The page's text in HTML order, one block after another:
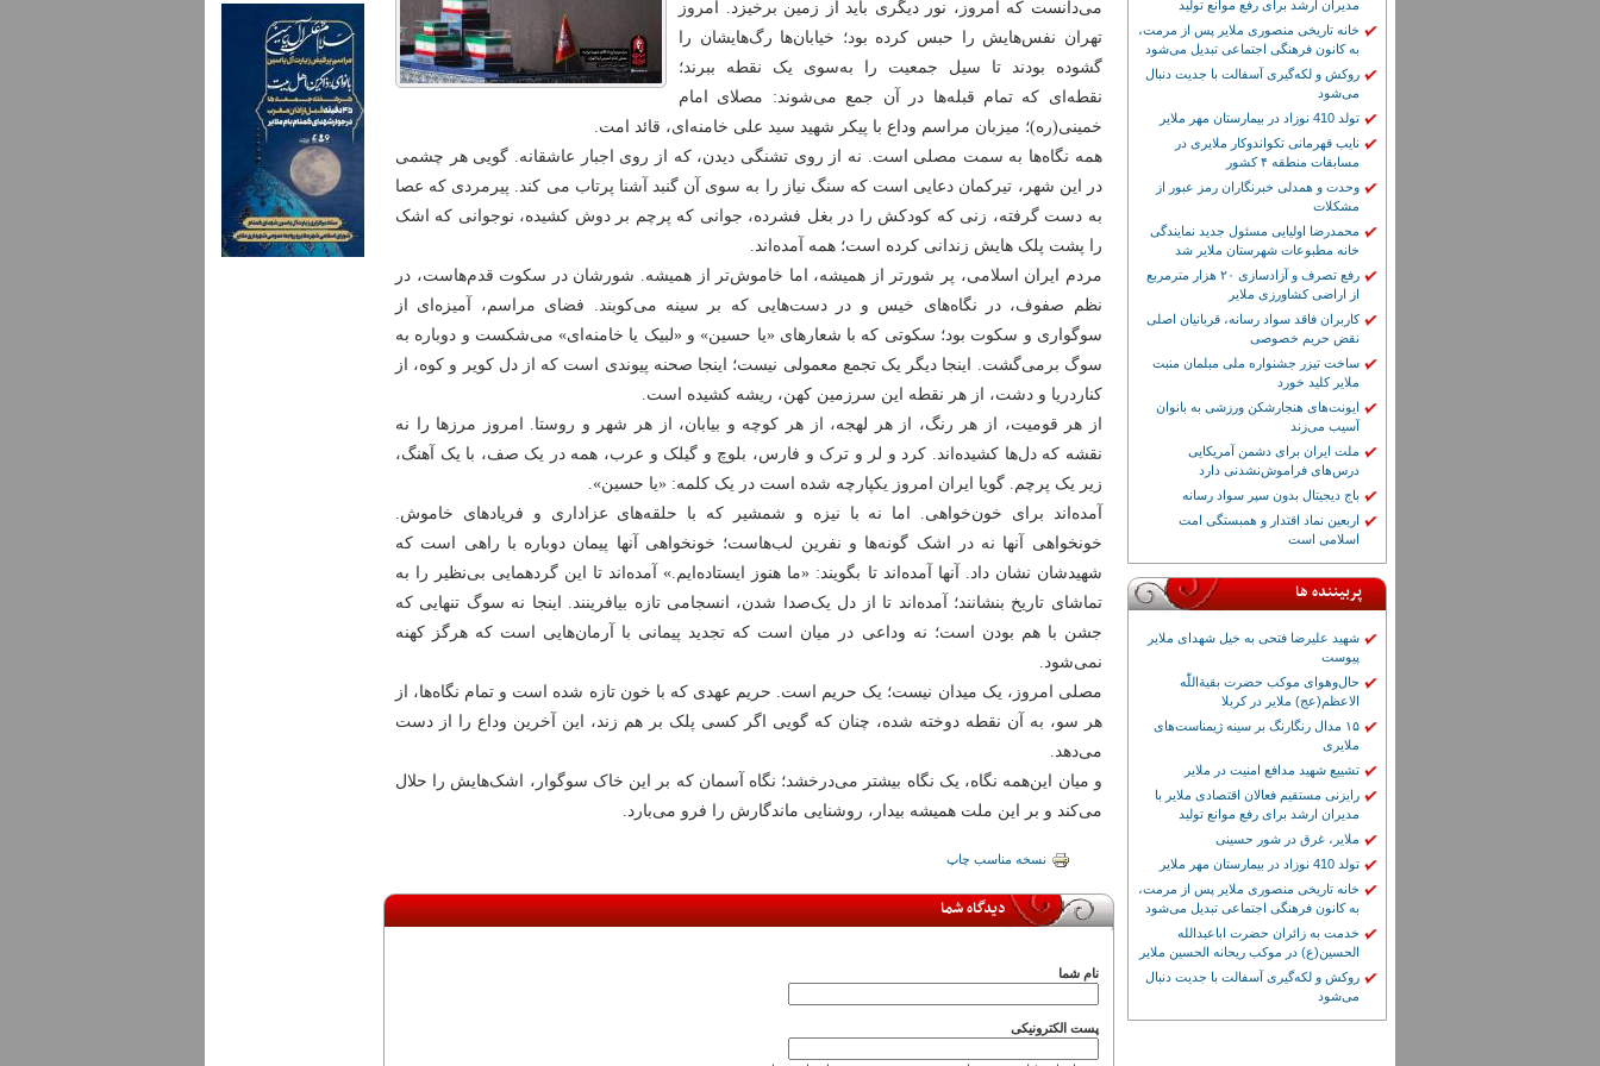
می‌دانست که امروز، نور دیگری باید از زمین برخیزد. امروز
تهران نفس‌هایش را حبس کرده بود؛ خیابان‌ها رگ‌هایشان را
گشوده بودند تا سیل جمعیت را به‌سوی یک نقطه ببرند؛
نقطه‌ای که تمام قبله‌ها در آن جمع می‌شوند: مصلای امام
خمینی(ره)؛ میزبان مراسم وداع با پیکر شهید سید علی خامنه‌ای، قائد امت.
همه نگاه‌ها به سمت مصلی است. نه از روی تشنگی دیدن، که از روی اجبار عاشقانه. گویی هر چشمی
در این شهر، تیرکمان دعایی است که سنگ نیاز را به سوی آن گنبد آشنا پرتاب می کند. پیرمردی که عصا
به دست گرفته، زنی که کودکش را در بغل فشرده، جوانی که پرچم بر دوش کشیده، نوجوانی که اشک
را پشت پلک هایش زندانی کرده است؛ همه آمده‌اند.
مردم ایران اسلامی، پر شورتر از همیشه، اما خاموش‌تر از همیشه. شورشان در سکوت قدم‌هاست، در
نظم صفوف، در نگاه‌های خیس و در دست‌هایی که بر سینه می‌کوبند. فضای مراسم، آمیزه‌ای از
سوگواری و سکوت بود؛ سکوتی که با شعارهای «یا حسین» و «لبیک یا خامنه‌ای» می‌شکست و دوباره به
سوگ برمی‌گشت. اینجا دیگر یک تجمع معمولی نیست؛ اینجا صحنه پیوندی است که از دل کویر و کوه، از
کناردریا و دشت، از هر نقطه این سرزمین کهن، ریشه کشیده است.
از هر قومیت، از هر رنگ، از هر لهجه، از هر کوچه و بیابان، از هر شهر و روستا. امروز مرزها را نه
نقشه که دل‌ها کشیده‌اند. کرد و لر و ترک و فارس، بلوچ و گیلک و عرب، همه در یک صف، با یک آهنگ،
زیر یک پرچم. گویا ایران امروز یکپارچه شده است در یک کلمه: «یا حسین».
آمده‌اند برای خون‌خواهی. اما نه با نیزه و شمشیر که با حلقه‌های عزاداری و فریادهای خاموش.
خونخواهی آنها نه در اشک گونه‌ها و نفرین لب‌هاست؛ خونخواهی آنها پیمان دوباره با راهی است که
شهیدشان نشان داد. آنها آمده‌اند تا بگویند: «ما هنوز ایستاده‌ایم.» آمده‌اند تا این گردهمایی بی‌نظیر را به
تماشای تاریخ بنشانند؛ آمده‌اند تا از دل یک‌صدا شدن، انسجامی تازه بیافرینند. اینجا نه سوگ تنهایی که
جشن با هم بودن است؛ نه وداعی در میان است که تجدید پیمانی با آرمان‌هایی است که هرگز کهنه
نمی‌شود.
مصلی امروز، یک میدان نیست؛ یک حریم است. حریم عهدی که با خون تازه شده است و تمام نگاه‌ها، از
هر سو، به آن نقطه دوخته شده، چنان که گویی اگر کسی پلک بر هم زند، این آخرین وداع را از دست
می‌دهد.
و میان این‌همه نگاه، یک نگاه بیشتر می‌درخشد؛ نگاه آسمان که بر این خاک سوگوار، اشک‌هایش را حلال
می‌کند و بر این ملت همیشه بیدار، روشنایی ماندگارش را فرو می‌بارد.
نسخه مناسب چاپ
دیدگاه شما
نام شما
پست الکترونیکی
مدیران ارشد برای رفع موانع تولید
خانه تاریخی منصوری ملایر پس از مرمت،
به کانون فرهنگی اجتماعی تبدیل می‌شود
روکش و لکه‌گیری آسفالت با جدیت دنبال
می‌شود
تولد 410 نوزاد در بیمارستان مهر ملایر
نایب قهرمانی تکواندوکار ملایری در
مسابقات منطقه ۴ کشور
وحدت و همدلی خبرنگاران رمز عبور از
مشکلات
محمدرضا اولیایی مسئول جدید نمایندگی
خانه مطبوعات شهرستان ملایر شد
رفع تصرف و آزادسازی ۲۰ هزار مترمربع
از اراضی کشاورزی ملایر
کاربران فاقد سواد رسانه، قربانیان اصلی
نقض حریم خصوصی
ساخت تیزر جشنواره ملی مبلمان منبت
ملایر کلید خورد
ایونت‌های هنجارشکن ورزشی به بانوان
آسیب می‌زند
ملت ایران برای دشمن آمریکایی
درس‌های فراموش‌نشدنی دارد
باج دیجیتال بدون سپر سواد رسانه
اربعین نماد اقتدار و همبستگی امت
اسلامی است
پربیننده ها
شهید علیرضا فتحی به خیل شهدای ملایر
پیوست
حال‌وهوای موکب حضرت بقیة‌اللّٰه
الاعظم(عج) ملایر در کربلا
۱۵ مدال رنگارنگ بر سینه ژیمناست‌های
ملایری
تشییع شهید مدافع امنیت در ملایر
رایزنی مستقیم فعالان اقتصادی ملایر با
مدیران ارشد برای رفع موانع تولید
ملایر، غرق در شور حسینی
تولد 410 نوزاد در بیمارستان مهر ملایر
خانه تاریخی منصوری ملایر پس از مرمت،
به کانون فرهنگی اجتماعی تبدیل می‌شود
خدمت به زائران حضرت اباعبدالله
الحسین(ع) در موکب ریحانه الحسین ملایر
روکش و لکه‌گیری آسفالت با جدیت دنبال
می‌شود